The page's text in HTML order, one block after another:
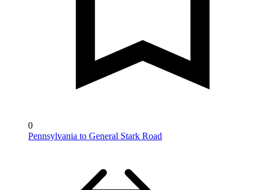
0
Pennsylvania to General Stark Road